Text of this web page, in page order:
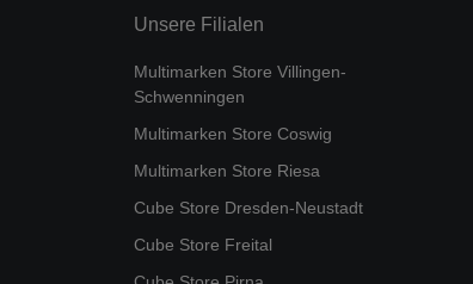
Unsere Filialen
Multimarken Store Villingen-
Schwenningen
Multimarken Store Coswig
Multimarken Store Riesa
Cube Store Dresden-Neustadt
Cube Store Freital